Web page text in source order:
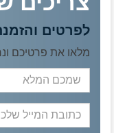
לפרטים
מלאו את פרטיכם
שמכם
המלא
כתובת
המייל